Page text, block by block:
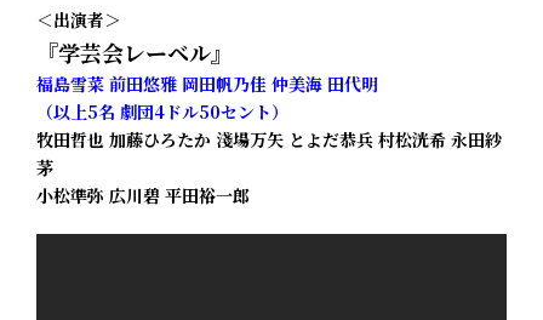
＜出演者＞
『学芸会レーベル』
福島雪菜 前田悠雅 岡田帆乃佳 仲美海 田代明
（以上5名 劇団4ドル50セント）
牧田哲也 加藤ひろたか 淺場万矢 とよだ恭兵 村松洸希 永田紗
茅
小松準弥 広川碧 平田裕一郎